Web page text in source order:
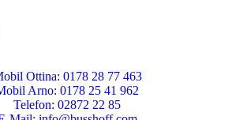
Ottina: 0178 28 77 463
Arno: 0178 25 41 962
Telefon: 02872 22 85